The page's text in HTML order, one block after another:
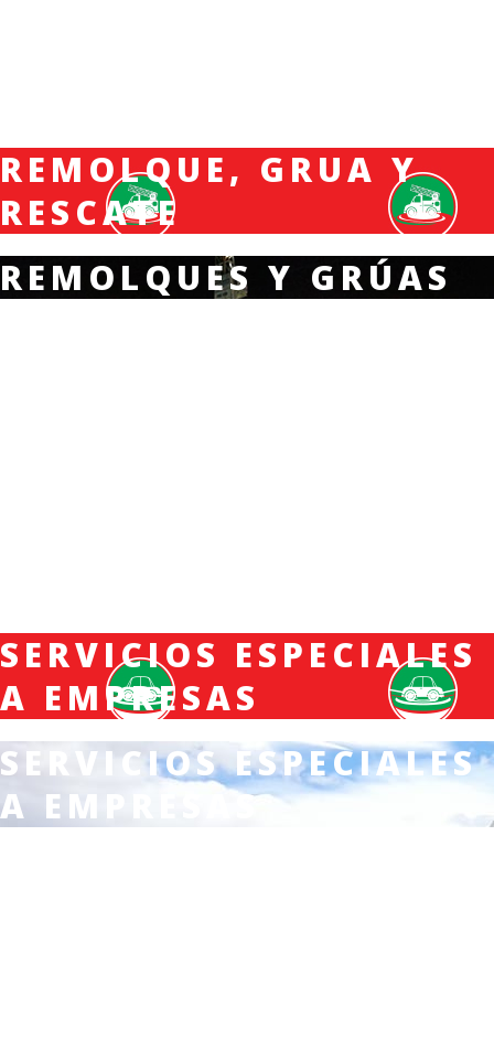
REMOLQUE, GRUA Y
RESCATE
REMOLQUES Y GRÚAS
SERVICIOS ESPECIALES
A EMPRESAS
SERVICIOS ESPECIALES
A EMPRESAS